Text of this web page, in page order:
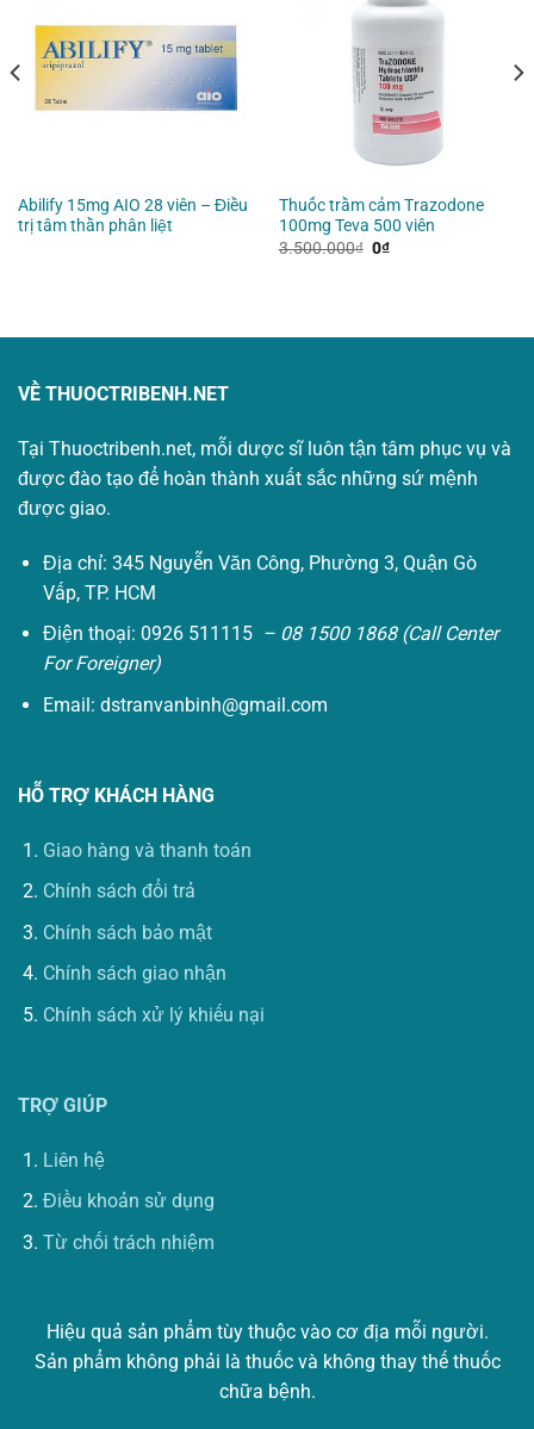
Abilify 15mg AIO 28 viên – Điều
trị tâm thần phân liệt
Thuốc trầm cảm Trazodone
100mg Teva 500 viên
3.500.000₫ Giá
0₫Giá
VỀ THUOCTRIBENH.NET
Tại Thuoctribenh.net, mỗi dược sĩ luôn tận tâm phục vụ và
được đào tạo để hoàn thành xuất sắc những sứ mệnh
được giao.
Địa chỉ: 345 Nguyễn Văn Công, Phường 3, Quận Gò
Vấp, TP. HCM
Điện thoại: 0926 511115 – 08 1500 1868 (Call Center
For Foreigner)
Email: dstranvanbinh@gmail.com
HỖ TRỢ KHÁCH HÀNG
Giao hàng và thanh toán
Chính sách đổi trả
Chính sách bảo mật
Chính sách giao nhận
Chính sách xử lý khiếu nại
TRỢ GIÚP
Liên hệ
Điều khoản sử dụng
Từ chối trách nhiệm
Hiệu quả sản phẩm tùy thuộc vào cơ địa mỗi người.
Sản phẩm không phải là thuốc và không thay thế thuốc
chữa bệnh.